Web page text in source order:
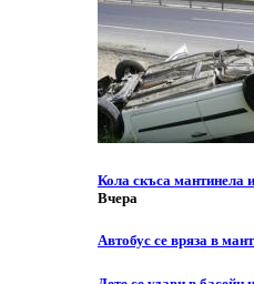
Кола скъса мантинела
Вчера
Автобус се вряза в